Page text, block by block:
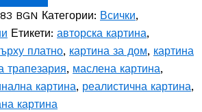
BGN Категории: Всички,
Етикети: авторска картина,
платно, картина за дом, картина
трапезария, маслена картина,
картина, реалистична картина,
картина